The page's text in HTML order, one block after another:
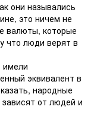
они назывались
это ничем не
валюты, которые
что люди верят в
эквивалент в
народные
от людей и